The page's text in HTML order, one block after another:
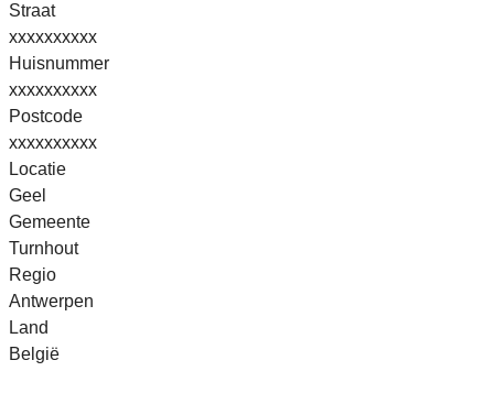
Straat
xxxxxxxxxx
Huisnummer
xxxxxxxxxx
Postcode
xxxxxxxxxx
Locatie
Geel
Gemeente
Turnhout
Regio
Antwerpen
Land
België